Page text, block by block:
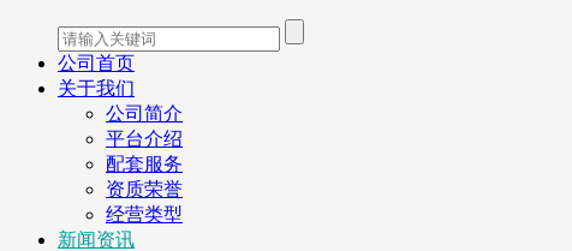
公司首页
关于我们
公司简介
平台介绍
配套服务
资质荣誉
经营类型
新闻资讯